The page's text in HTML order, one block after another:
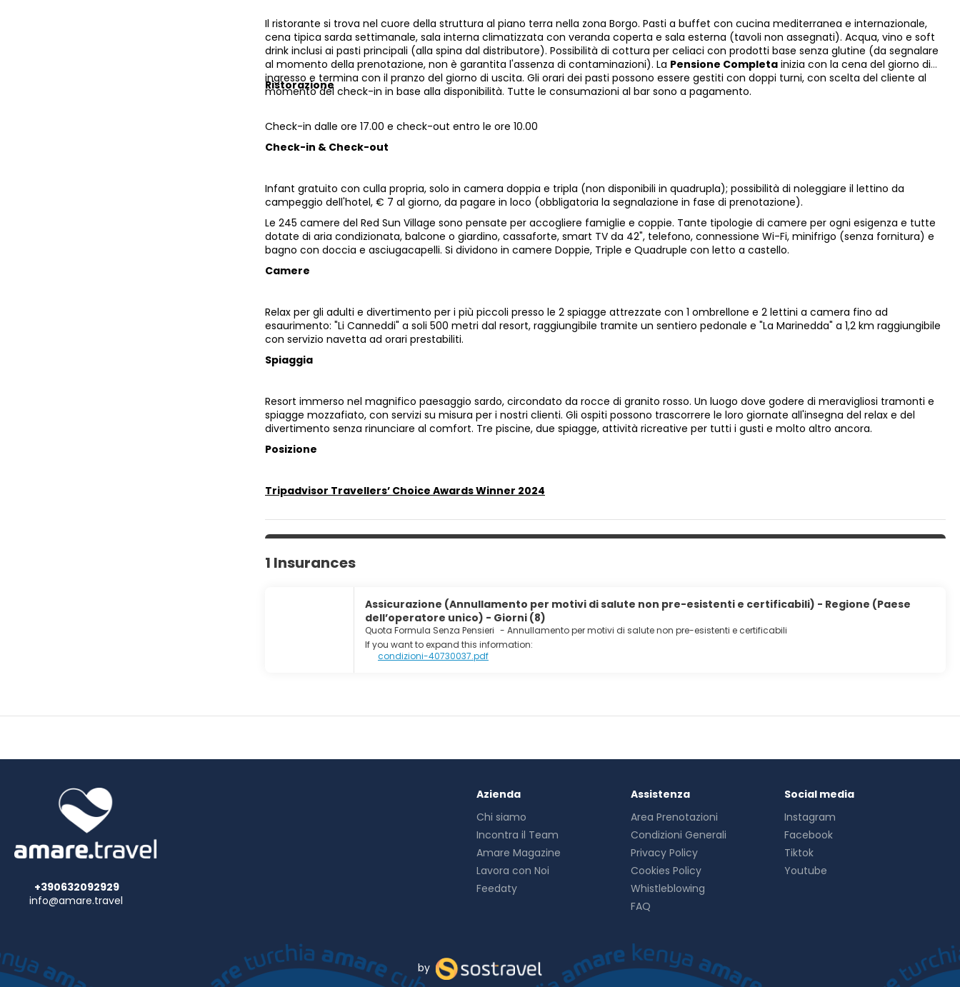
Tripadvisor Travellers’ Choice Awards Winner 2024
Posizione
Resort immerso nel magnifico paesaggio sardo, circondato da rocce di granito rosso. Un luogo dove godere di meravigliosi tramonti e
spiagge mozzafiato, con servizi su misura per i nostri clienti. Gli ospiti possono trascorrere le loro giornate all'insegna del relax e del
divertimento senza rinunciare al comfort. Tre piscine, due spiagge, attività ricreative per tutti i gusti e molto altro ancora.
Spiaggia
Relax per gli adulti e divertimento per i più piccoli presso le 2 spiagge attrezzate con 1 ombrellone e 2 lettini a camera fino ad
esaurimento: "Li Canneddi" a soli 500 metri dal resort, raggiungibile tramite un sentiero pedonale e "La Marinedda" a 1,2 km raggiungibile
con servizio navetta ad orari prestabiliti.
Camere
Le 245 camere del Red Sun Village sono pensate per accogliere famiglie e coppie. Tante tipologie di camere per ogni esigenza e tutte
dotate di aria condizionata, balcone o giardino, cassaforte, smart TV da 42", telefono, connessione Wi-Fi, minifrigo (senza fornitura) e
bagno con doccia e asciugacapelli. Si dividono in camere Doppie, Triple e Quadruple con letto a castello.
Infant gratuito con culla propria, solo in camera doppia e tripla (non disponibili in quadrupla); possibilità di noleggiare il lettino da
campeggio dell'hotel, € 7 al giorno, da pagare in loco (obbligatoria la segnalazione in fase di prenotazione).
Check-in & Check-out
Check-in dalle ore 17.00 e check-out entro le ore 10.00
Ristorazione
Il ristorante si trova nel cuore della struttura al piano terra nella zona Borgo. Pasti a buffet con cucina mediterranea e internazionale,
cena tipica sarda settimanale, sala interna climatizzata con veranda coperta e sala esterna (tavoli non assegnati). Acqua, vino e soft
drink inclusi ai pasti principali (alla spina dal distributore). Possibilità di cottura per celiaci con prodotti base senza glutine (da segnalare
al momento della prenotazione, non è garantita l'assenza di contaminazioni). La Pensione Completa inizia con la cena del giorno di
ingresso e termina con il pranzo del giorno di uscita. Gli orari dei pasti possono essere gestiti con doppi turni, con scelta del cliente al
momento del check-in in base alla disponibilità. Tutte le consumazioni al bar sono a pagamento.
1 Insurances
Assicurazione (Annullamento per motivi di salute non pre-esistenti e certificabili) - Regione (Paese
dell’operatore unico) - Giorni (8)
Quota Formula Senza Pensieri - Annullamento per motivi di salute non pre-esistenti e certificabili
If you want to expand this information:
condizioni-40730037.pdf
+390632092929
info@amare.travel
Azienda
Chi siamo
Incontra il Team
Amare Magazine
Lavora con Noi
Feedaty
Assistenza
Area Prenotazioni
Condizioni Generali
Privacy Policy
Cookies Policy
Whistleblowing
FAQ
Social media
Instagram
Facebook
Tiktok
Youtube
by